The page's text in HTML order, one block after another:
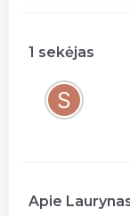
1 sekėjas
Apie